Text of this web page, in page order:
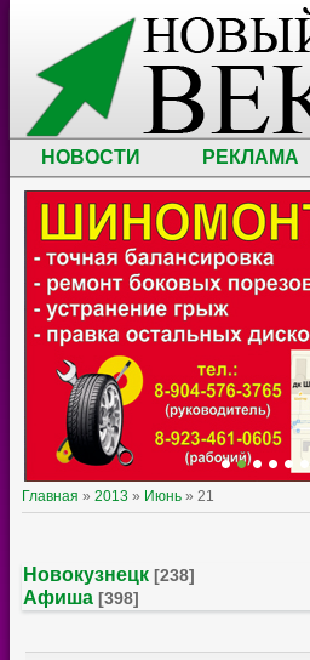
НОВОСТИ РЕКЛАМА
Главная » 2013 » Июнь » 21
Новокузнецк [238]
Афиша [398]